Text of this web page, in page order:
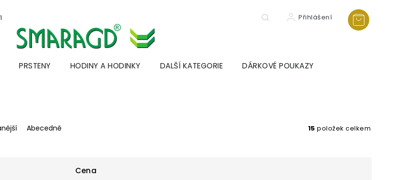
Přihlášení
PRSTENY HODINY A HODINKY DALŠÍ KATEGORIE DÁRKOVÉ POUKAZY
Abecedně 15 položek celkem
Cena